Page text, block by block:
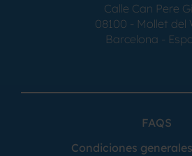
Calle Can Pere
08100 - Mollet del
Barcelona -
FAQS
Condiciones